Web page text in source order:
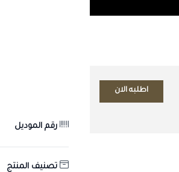
اطلبه الان
التركيب قبل
استخدم لبادة
دون شد زائد أو
والإبزيمات بانتظام،
رقم الموديل
تصنيف المنتج